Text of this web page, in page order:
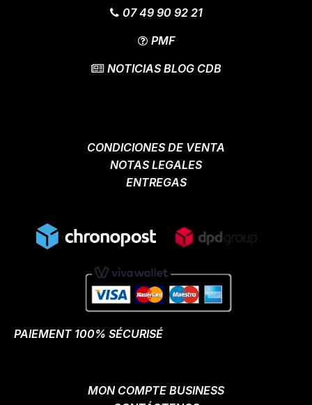
07 49 90 92 21
PMF
NOTICIAS BLOG CDB
CONDICIONES DE VENTA
NOTAS LEGALES
ENTREGAS
PAIEMENT 100% SÉCURISÉ
MON COMPTE BUSINESS